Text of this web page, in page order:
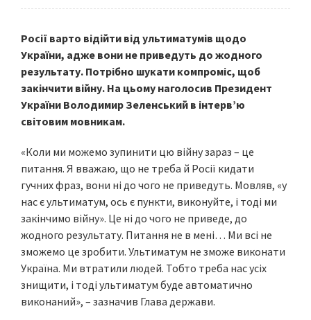
Росії варто відійти від ультиматумів щодо
України, адже вони не приведуть до жодного
результату. Потрібно шукати компроміс, щоб
закінчити війну. На цьому наголосив Президент
України Володимир Зеленський в інтерв’ю
світовим мовникам.
«Коли ми можемо зупинити цю війну зараз – це
питання. Я вважаю, що не треба й Росії кидати
гучних фраз, вони ні до чого не приведуть. Мовляв, «у
нас є ультиматум, ось є пункти, виконуйте, і тоді ми
закінчимо війну». Це ні до чого не приведе, до
жодного результату. Питання не в мені… Ми всі не
зможемо це зробити. Ультиматум не зможе виконати
Україна. Ми втратили людей. Тобто треба нас усіх
знищити, і тоді ультиматум буде автоматично
виконаний», – зазначив Глава держави.